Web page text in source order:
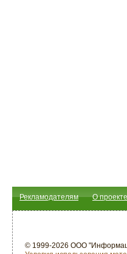
Рекламодателям О проекте
© 1999-2026 ООО